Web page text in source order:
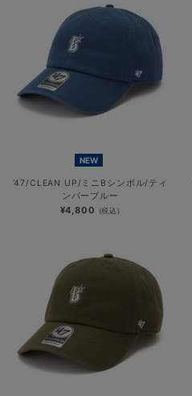
NEW
’47/CLEAN UP/ミニBシンボル/ティ
ンバーブルー
¥4,800 (税込)